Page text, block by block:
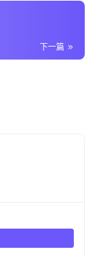
下一篇